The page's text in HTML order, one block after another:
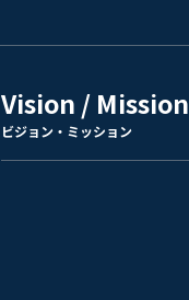
Vision / Mission
ビジョン・ミッション